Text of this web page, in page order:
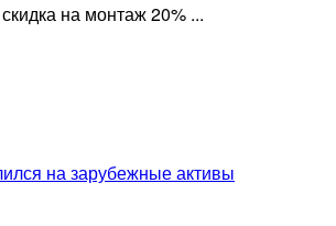
на монтаж 20% ...
на зарубежные активы